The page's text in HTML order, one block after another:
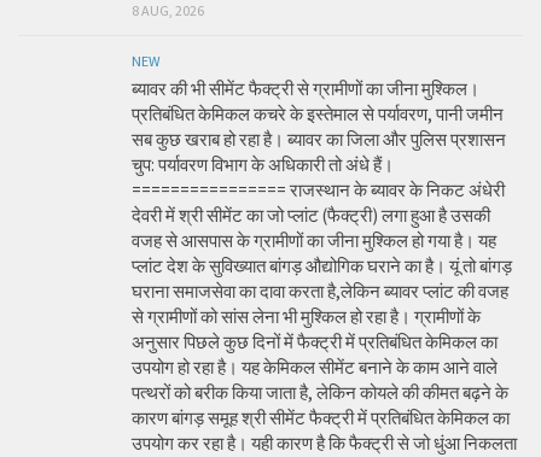
8 AUG, 2026
NEW
ब्यावर की भी सीमेंट फैक्ट्री से ग्रामीणों का जीना मुश्किल।
प्रतिबंधित केमिकल कचरे के इस्तेमाल से पर्यावरण, पानी जमीन
सब कुछ खराब हो रहा है। ब्यावर का जिला और पुलिस प्रशासन
चुप: पर्यावरण विभाग के अधिकारी तो अंधे हैं।
================ राजस्थान के ब्यावर के निकट अंधेरी
देवरी में श्री सीमेंट का जो प्लांट (फैक्ट्री) लगा हुआ है उसकी
वजह से आसपास के ग्रामीणों का जीना मुश्किल हो गया है। यह
प्लांट देश के सुविख्यात बांगड़ औद्योगिक घराने का है। यूं तो बांगड़
घराना समाजसेवा का दावा करता है,लेकिन ब्यावर प्लांट की वजह
से ग्रामीणों को सांस लेना भी मुश्किल हो रहा है। ग्रामीणों के
अनुसार पिछले कुछ दिनों में फैक्ट्री में प्रतिबंधित केमिकल का
उपयोग हो रहा है। यह केमिकल सीमेंट बनाने के काम आने वाले
पत्थरों को बरीक किया जाता है, लेकिन कोयले की कीमत बढ़ने के
कारण बांगड़ समूह श्री सीमेंट फैक्ट्री में प्रतिबंधित केमिकल का
उपयोग कर रहा है। यही कारण है कि फैक्ट्री से जो धुंआ निकलता